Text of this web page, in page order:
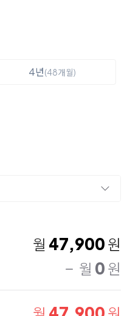
4년(48개월)
월 47,900 원
월 0 원